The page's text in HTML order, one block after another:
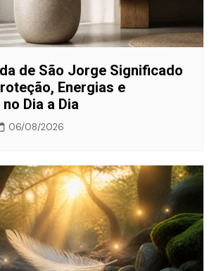
de São Jorge Significado
Energias e
Dia a Dia
06/08/2026